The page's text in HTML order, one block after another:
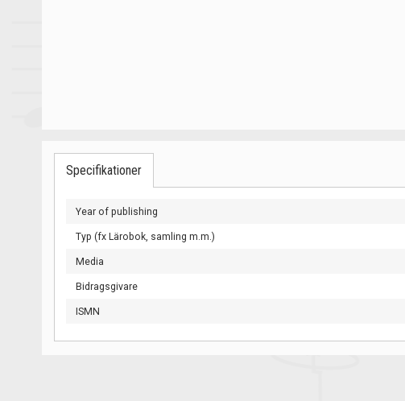
Specifikationer
Year of publishing
Typ (fx Lärobok, samling m.m.)
Media
Bidragsgivare
ISMN